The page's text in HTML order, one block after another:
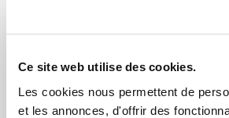
Ce site web utilise des cookies.
Les cookies nous permettent de
et les annonces, d'offrir des
Par défaut, les actions des trois
affichées.
– Liste des actions – Rechercher »,
de modifications.